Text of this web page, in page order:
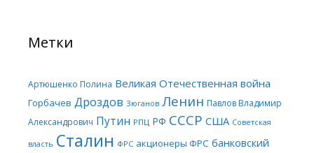
Метки
Артюшенко Полина Великая Отечественная война
Горбачев Дроздов Зюганов Ленин Павлов Владимир
Александрович Путин РПЦ РФ СССР США Советская
власть Сталин ФРС акционеры ФРС банковский